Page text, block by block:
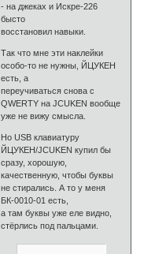
- на джеках и Искре-226
бысто
восстановил навыки.
Так что мне эти наклейки
особо-то не нужны, ЙЦУКЕН
есть, а
переучиваться снова с
QWERTY на JCUKEN вообще
уже не вижу смысла.
Но USB клавиатуру
ЙЦУКЕН/JCUKEN купил бы
сразу, хорошую,
качественную, чтобы буквы
не стирались. А то у меня
БК-0010-01 есть,
а там буквы уже еле видно,
стёрлись под пальцами.